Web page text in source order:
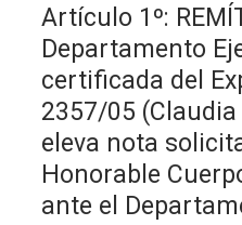
Artículo 1º:
Departamento
certificada del
2357/05
eleva nota
Honorable
ante el